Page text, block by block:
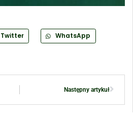
Twitter WhatsApp
Następny artykuł